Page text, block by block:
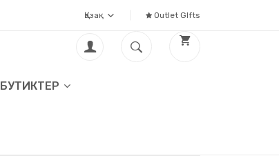
Қазақ Outlet GIfts
БУТИКТЕР